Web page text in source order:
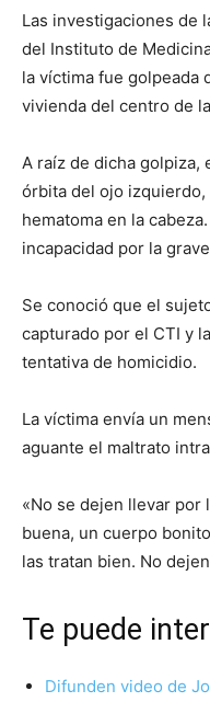
Las investigaciones de
del Instituto de
la víctima fue golpeada
vivienda del centro de
A raíz de dicha golpiza,
órbita del ojo izquierdo,
hematoma en la
incapacidad por la
Se conoció que el
capturado por el CTI y
tentativa de homicidio.
La víctima envía un
aguante el maltrato
«No se dejen llevar por
buena, un cuerpo
las tratan bien. No
Te puede
Difunden video de